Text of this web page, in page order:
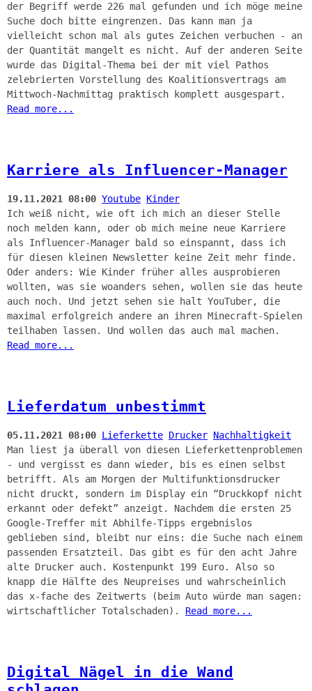
der Begriff werde 226 mal gefunden und ich möge meine
Suche doch bitte eingrenzen. Das kann man ja
vielleicht schon mal als gutes Zeichen verbuchen - an
der Quantität mangelt es nicht. Auf der anderen Seite
wurde das Digital-Thema bei der mit viel Pathos
zelebrierten Vorstellung des Koalitionsvertrags am
Mittwoch-Nachmittag praktisch komplett ausgespart.
Read more...
Karriere als Influencer-Manager
19.11.2021 08:00 Youtube Kinder
Ich weiß nicht, wie oft ich mich an dieser Stelle
noch melden kann, oder ob mich meine neue Karriere
als Influencer-Manager bald so einspannt, dass ich
für diesen kleinen Newsletter keine Zeit mehr finde.
Oder anders: Wie Kinder früher alles ausprobieren
wollten, was sie woanders sehen, wollen sie das heute
auch noch. Und jetzt sehen sie halt YouTuber, die
maximal erfolgreich andere an ihren Minecraft-Spielen
teilhaben lassen. Und wollen das auch mal machen.
Read more...
Lieferdatum unbestimmt
05.11.2021 08:00 Lieferkette Drucker Nachhaltigkeit
Man liest ja überall von diesen Lieferkettenproblemen
- und vergisst es dann wieder, bis es einen selbst
betrifft. Als am Morgen der Multifunktionsdrucker
nicht druckt, sondern im Display ein “Druckkopf nicht
erkannt oder defekt” anzeigt. Nachdem die ersten 25
Google-Treffer mit Abhilfe-Tipps ergebnislos
geblieben sind, bleibt nur eins: die Suche nach einem
passenden Ersatzteil. Das gibt es für den acht Jahre
alte Drucker auch. Kostenpunkt 199 Euro. Also so
knapp die Hälfte des Neupreises und wahrscheinlich
das x-fache des Zeitwerts (beim Auto würde man sagen:
wirtschaftlicher Totalschaden). Read more...
Digital Nägel in die Wand